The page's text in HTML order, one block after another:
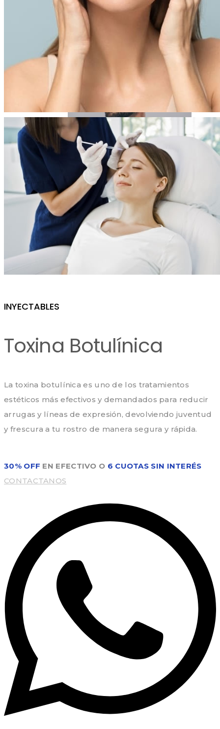
IMPLANTE CAPILAR
PLASMA RICO EN PLAQUETAS
BLOG
CONTACTO
INYECTABLES
Toxina Botulínica
La toxina botulínica es uno de los tratamientos
estéticos más efectivos y demandados para reducir
arrugas y líneas de expresión, devolviendo juventud
y frescura a tu rostro de manera segura y rápida.
30% OFF EN EFECTIVO O 6 CUOTAS SIN INTERÉS
CONTACTANOS